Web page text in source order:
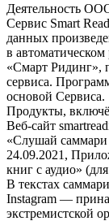
Деятельность
Сервис Smart
данных
в
«Смарт Ридинг»,
сервиса.
основой Сервиса.
Продукты,
Веб-сайт
«Слушай саммари
24.09.2021,
книг с аудио»
В текстах
Instagram —
экстремистской